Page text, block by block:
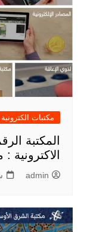
مكتبات
المكتبة
الاكترونية
admin